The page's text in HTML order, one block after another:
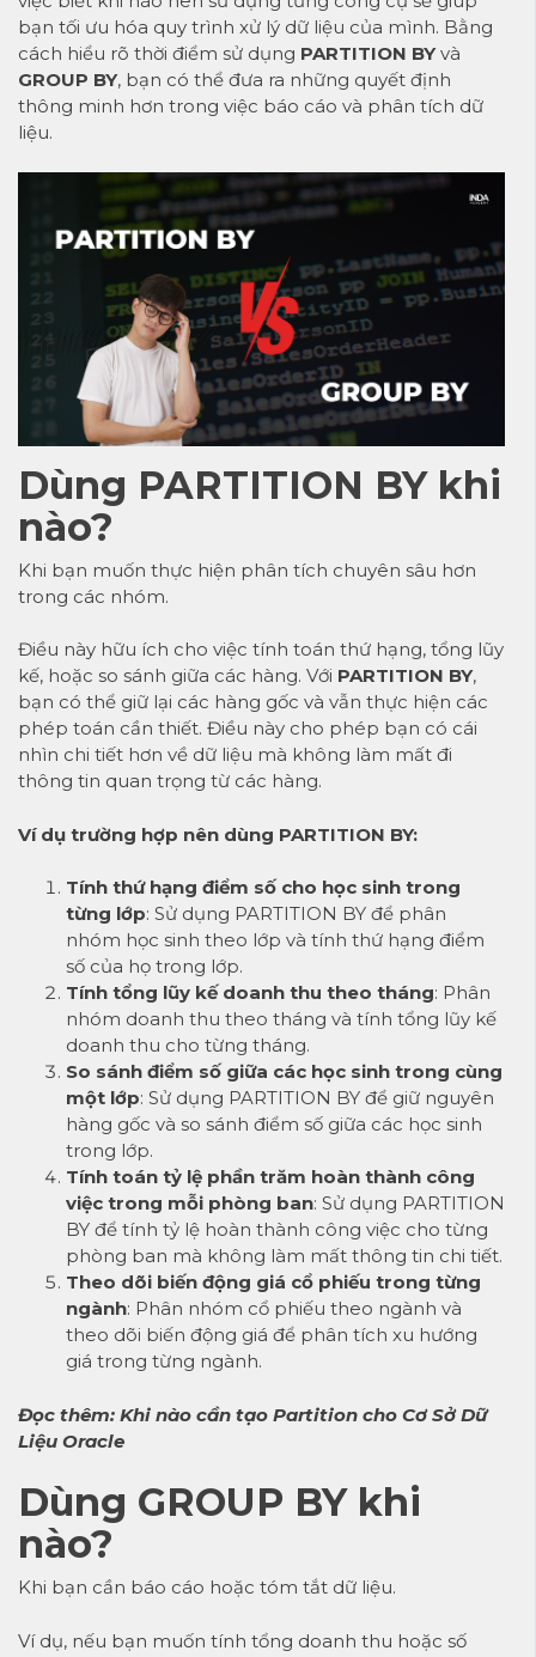
bạn tối ưu hóa quy trình xử lý dữ liệu của mình. Bằng
cách hiểu rõ thời điểm sử dụng PARTITION BYvà
GROUP BY, bạn có thể đưa ra những quyết định
thông minh hơn trong việc báo cáo và phân tích dữ
liệu.
Dùng PARTITION BY khi
nào?
Khi bạn muốn thực hiện phân tích chuyên sâu hơn
trong các nhóm.
Điều này hữu ích cho việc tính toán thứ hạng, tổng lũy
kế, hoặc so sánh giữa các hàng. Với PARTITION BY,
bạn có thể giữ lại các hàng gốc và vẫn thực hiện các
phép toán cần thiết. Điều này cho phép bạn có cái
nhìn chi tiết hơn về dữ liệu mà không làm mất đi
thông tin quan trọng từ các hàng.
Ví dụ trường hợp nên dùng PARTITION BY:
Tính thứ hạng điểm số cho học sinh trong
từng lớp: Sử dụng PARTITION BY để phân
nhóm học sinh theo lớp và tính thứ hạng điểm
số của họ trong lớp.
Tính tổng lũy kế doanh thu theo tháng: Phân
nhóm doanh thu theo tháng và tính tổng lũy kế
doanh thu cho từng tháng.
So sánh điểm số giữa các học sinh trong cùng
một lớp: Sử dụng PARTITION BY để giữ nguyên
hàng gốc và so sánh điểm số giữa các học sinh
trong lớp.
Tính toán tỷ lệ phần trăm hoàn thành công
việc trong mỗi phòng ban: Sử dụng PARTITION
BY để tính tỷ lệ hoàn thành công việc cho từng
phòng ban mà không làm mất thông tin chi tiết.
Theo dõi biến động giá cổ phiếu trong từng
ngành: Phân nhóm cổ phiếu theo ngành và
theo dõi biến động giá để phân tích xu hướng
giá trong từng ngành.
Đọc thêm: Khi nào cần tạo Partition cho Cơ Sở Dữ
Liệu Oracle
Dùng GROUP BY khi
nào?
Khi bạn cần báo cáo hoặc tóm tắt dữ liệu.
Ví dụ, nếu bạn muốn tính tổng doanh thu hoặc số